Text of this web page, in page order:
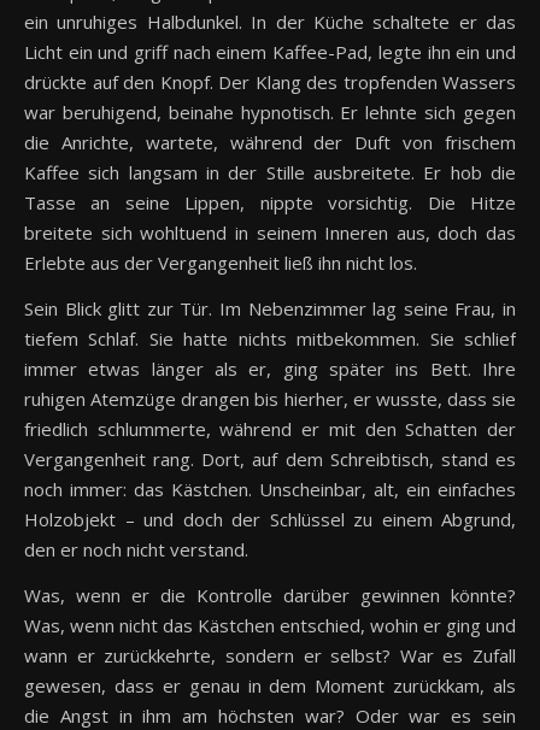
ein unruhiges Halbdunkel. In der Küche schaltete er das
Licht ein und griff nach einem Kaffee-Pad, legte ihn ein und
drückte auf den Knopf. Der Klang des tropfenden Wassers
war beruhigend, beinahe hypnotisch. Er lehnte sich gegen
die Anrichte, wartete, während der Duft von frischem
Kaffee sich langsam in der Stille ausbreitete. Er hob die
Tasse an seine Lippen, nippte vorsichtig. Die Hitze
breitete sich wohltuend in seinem Inneren aus, doch das
Erlebte aus der Vergangenheit ließ ihn nicht los.
Sein Blick glitt zur Tür. Im Nebenzimmer lag seine Frau, in
tiefem Schlaf. Sie hatte nichts mitbekommen. Sie schlief
immer etwas länger als er, ging später ins Bett. Ihre
ruhigen Atemzüge drangen bis hierher, er wusste, dass sie
friedlich schlummerte, während er mit den Schatten der
Vergangenheit rang. Dort, auf dem Schreibtisch, stand es
noch immer: das Kästchen. Unscheinbar, alt, ein einfaches
Holzobjekt – und doch der Schlüssel zu einem Abgrund,
den er noch nicht verstand.
Was, wenn er die Kontrolle darüber gewinnen könnte?
Was, wenn nicht das Kästchen entschied, wohin er ging und
wann er zurückkehrte, sondern er selbst? War es Zufall
gewesen, dass er genau in dem Moment zurückkam, als
die Angst in ihm am höchsten war? Oder war es sein